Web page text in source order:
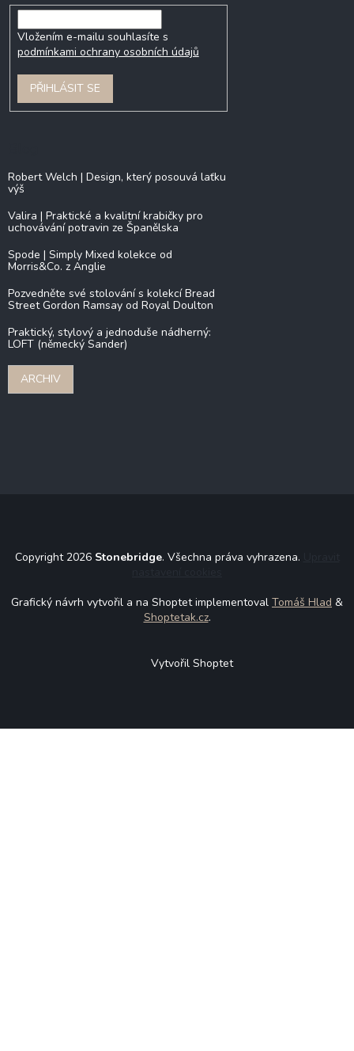
Vložením e-mailu souhlasíte s
podmínkami ochrany osobních údajů
PŘIHLÁSIT SE
Robert Welch | Design, který posouvá laťku
výš
Valira | Praktické a kvalitní krabičky pro
uchovávání potravin ze Španělska
Spode | Simply Mixed kolekce od
Morris&Co. z Anglie
Pozvedněte své stolování s kolekcí Bread
Street Gordon Ramsay od Royal Doulton
Praktický, stylový a jednoduše nádherný:
LOFT (německý Sander)
ARCHIV
Copyright 2026 Stonebridge. Všechna práva vyhrazena.
Grafický návrh vytvořil a na Shoptet implementoval Tomáš Hlad &
Shoptetak.cz.
Vytvořil Shoptet